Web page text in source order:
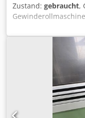
Zustand: gebraucht,
Hersteller:BWF,
Gewinderollen:
Gewicht: 5,6 kg